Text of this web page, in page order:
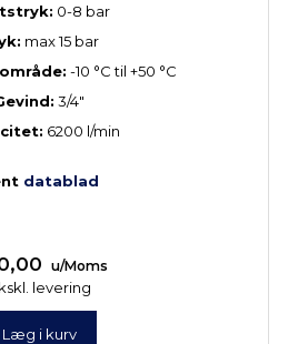
0-8 bar
max 15 bar
-10 °C til +50 °C
3/4"
6200 l/min
datablad
u/Moms
levering
Læg i kurv